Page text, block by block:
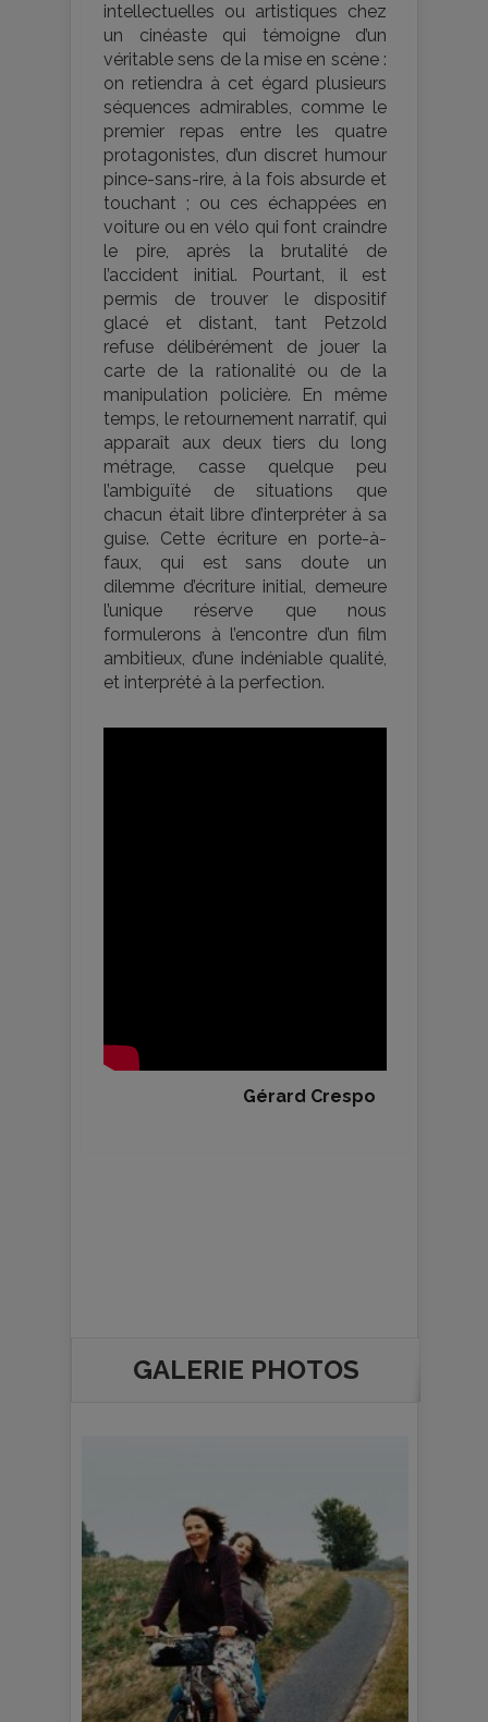
intellectuelles ou artistiques chez
un cinéaste qui témoigne d’un
véritable sens de la mise en scène :
on retiendra à cet égard plusieurs
séquences admirables, comme le
premier repas entre les quatre
protagonistes, d’un discret humour
pince-sans-rire, à la fois absurde et
touchant ; ou ces échappées en
voiture ou en vélo qui font craindre
le pire, après la brutalité de
l’accident initial. Pourtant, il est
permis de trouver le dispositif
glacé et distant, tant Petzold
refuse délibérément de jouer la
carte de la rationalité ou de la
manipulation policière. En même
temps, le retournement narratif, qui
apparaît aux deux tiers du long
métrage, casse quelque peu
l’ambiguïté de situations que
chacun était libre d’interpréter à sa
guise. Cette écriture en porte-à-
faux, qui est sans doute un
dilemme d’écriture initial, demeure
l’unique réserve que nous
formulerons à l’encontre d’un film
ambitieux, d’une indéniable qualité,
et interprété à la perfection.
Gérard Crespo
GALERIE PHOTOS